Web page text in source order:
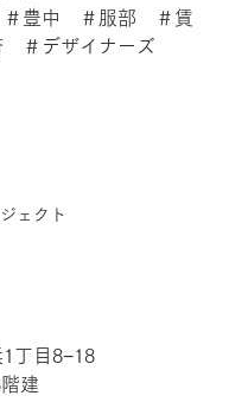
ェクト
豊中　＃服部　＃賃
＃デザイナーズ
丁目8−18
建